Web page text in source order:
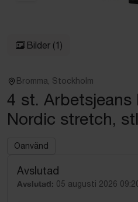
Bilder (1)
Bromma, Stockholm
4 st. Arbetsjeans
Nordic stretch,
Oanvänd
Avslutad
Avslutad: 05 augusti 2026